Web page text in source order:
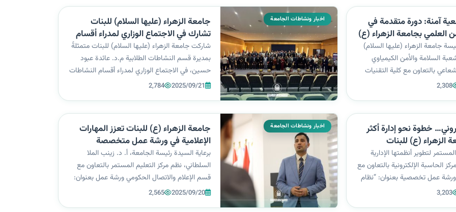
آمنة: دورة متقدمة في
العلمي بجامعة الزهراء (ع)
جامعة الزهراء (عليها السلام)
السلامة والأمن الكيمياوي
بالتعاون مع كلية التقنيات
الزهراء البحثي للعلوم الطبية2,308
اخبار ونشاطات الجامعة
جامعة الزهراء (عليها السلام) للبنات
تشارك في الاجتماع الوزاري لمدراء أقسام
النشاطات الطلابية
شاركت جامعة الزهراء (عليها السلام) للبنات متمثلةً
بمديرة قسم النشاطات الطلابية م.د. عائدة عبود
حسين، في الاجتماع الوزاري لمدراء أقسام النشاطات
الطلابية في الجامعات الحكومية والأهلية، الذي
2025/09/21
2,784
خطوة نحو إدارة أكثر
الزهراء (ع) للبنات
لتطوير أنظمتها الإدارية
الحاسبة الإلكترونية بالتعاون مع
عمل تخصصية بعنوان: “نظام
قدّمها المبرمج منتظر غني عبد3,203
اخبار ونشاطات الجامعة
جامعة الزهراء (ع) للبنات تعزز المهارات
الإعلامية في ورشة عمل متخصصة
برعاية السيدة رئيسة الجامعة، أ. د. زينب الملا
السلطاني، نظم مركز التعليم المستمر بالتعاون مع
قسم الإعلام والاتصال الحكومي ورشة عمل بعنوان:
“مهارات التسويق الإعلامي في العصر الرقمي
2025/09/20
2,565